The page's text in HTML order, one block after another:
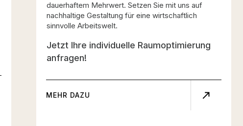
dauerhaftem Mehrwert. Setzen Sie mit uns auf
nachhaltige Gestaltung für eine wirtschaftlich
sinnvolle Arbeitswelt.
Jetzt Ihre individuelle Raumoptimierung
anfragen!
MEHR DAZU